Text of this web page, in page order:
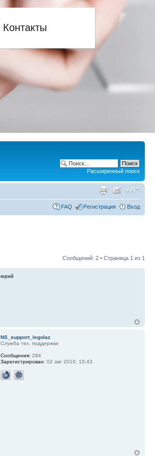
Контакты
Расширенный поиск
FAQ Регистрация Вход
Сообщений: 2 • Страница 1 из 1
юрий
NS_support_legolaz
Служба тех. поддержки
Сообщения: 284
Зарегистрирован: 02 авг 2010, 15:43